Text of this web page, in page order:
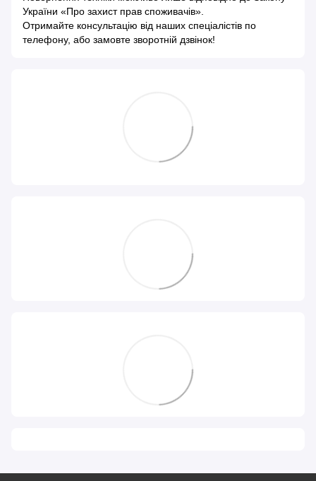
України «Про захист прав споживачів»
Отримайте консультацію від наших спеціалістів по
телефону, або замовте зворотній дзвінок!